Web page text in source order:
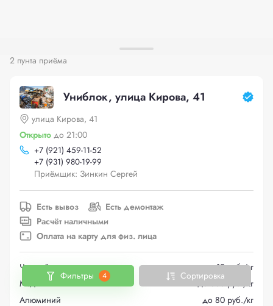
2 пунта приёма
Униблок, улица Кирова, 41
улица Кирова, 41
Открыто до 21:00
+7 (921) 459-11-52
+7 (931) 980-19-99
Приёмщик: Зинкин Сергей
Есть вывоз
Есть демонтаж
Расчёт наличными
Оплата на карту для физ. лица
Черный металлолом
до 19 руб./кг
Медь
до 560 руб./кг
Алюминий
до 80 руб./кг
Фильтры 4 Сортировка